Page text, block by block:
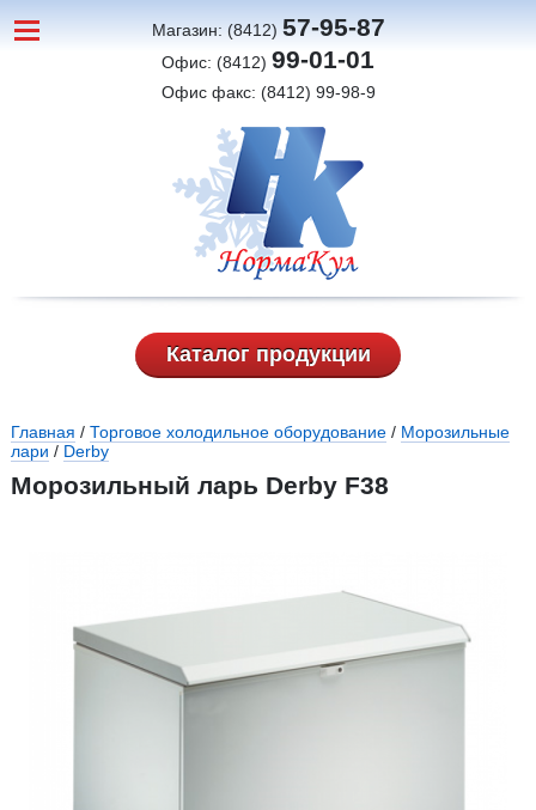
Магазин: (8412) 57-95-87
Офис: (8412) 99-01-01
Офис факс: (8412) 99-98-9
Каталог продукции
Вы здесь
Главная / Торговое холодильное оборудование / Морозильные
лари / Derby
Морозильный ларь Derby F38